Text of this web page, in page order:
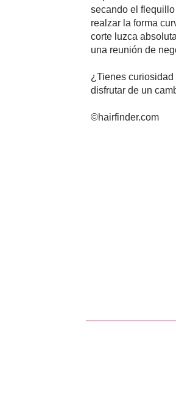
secando el
realzar la forma
corte luzca
una reunión de
¿Tienes
disfrutar de un
©hairfinder.com